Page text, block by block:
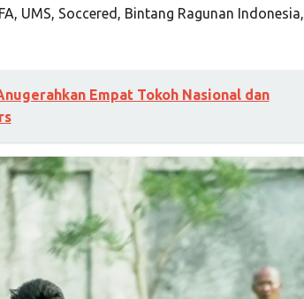
UMS, Soccered, Bintang Ragunan Indonesia,
Empat Tokoh Nasional dan